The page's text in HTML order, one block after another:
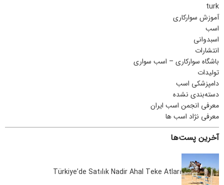
turk
آموزش سوارکاری
اسب
اسبدوانی
انتشارات
باشگاه سوارکاری – اسب سواری
تولیدات
دامپزشکی اسب
دسته‌بندی نشده
معرفی انجمن اسب ایران
معرفی نژاد اسب ها
آخرین پست‌ها
Türkiye’de Satılık Nadir Ahal Teke Atları